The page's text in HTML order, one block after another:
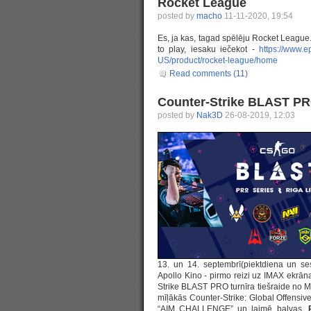
posted by macho 11-11-2020, 19:54
Es, ja kas, tagad spēlēju Rocket
to play, iesaku iečekot - https://
US/product/rocket-league/home
Read comments (11)
Counter-Strike BLAST
posted by Nak3D 26-08-2019, 12:03
13. un 14. septembrī(piektdiena un
Apollo Kino - pirmo reizi uz IMAX
Strike BLAST PRO turnīra tiešraide no
mīļākās Counter-Strike: Global
“AIM CHALLENGE” un laimē balvas.